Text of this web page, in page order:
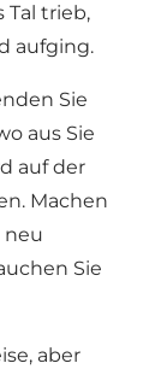
trieb,
aufging.
Sie
aus Sie
auf der
Machen
neu
Sie
aber